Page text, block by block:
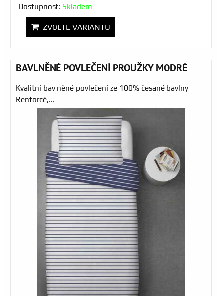
Dostupnost: Skladem
ZVOLTE VARIANTU
BAVLNĚNÉ POVLEČENÍ PROUŽKY MODRÉ
Kvalitní bavlněné povlečení ze 100% česané bavlny
Renforcé,...